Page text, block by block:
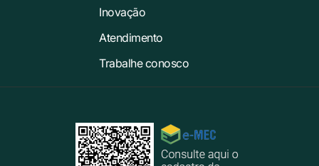
Inovação
Atendimento
Trabalhe conosco